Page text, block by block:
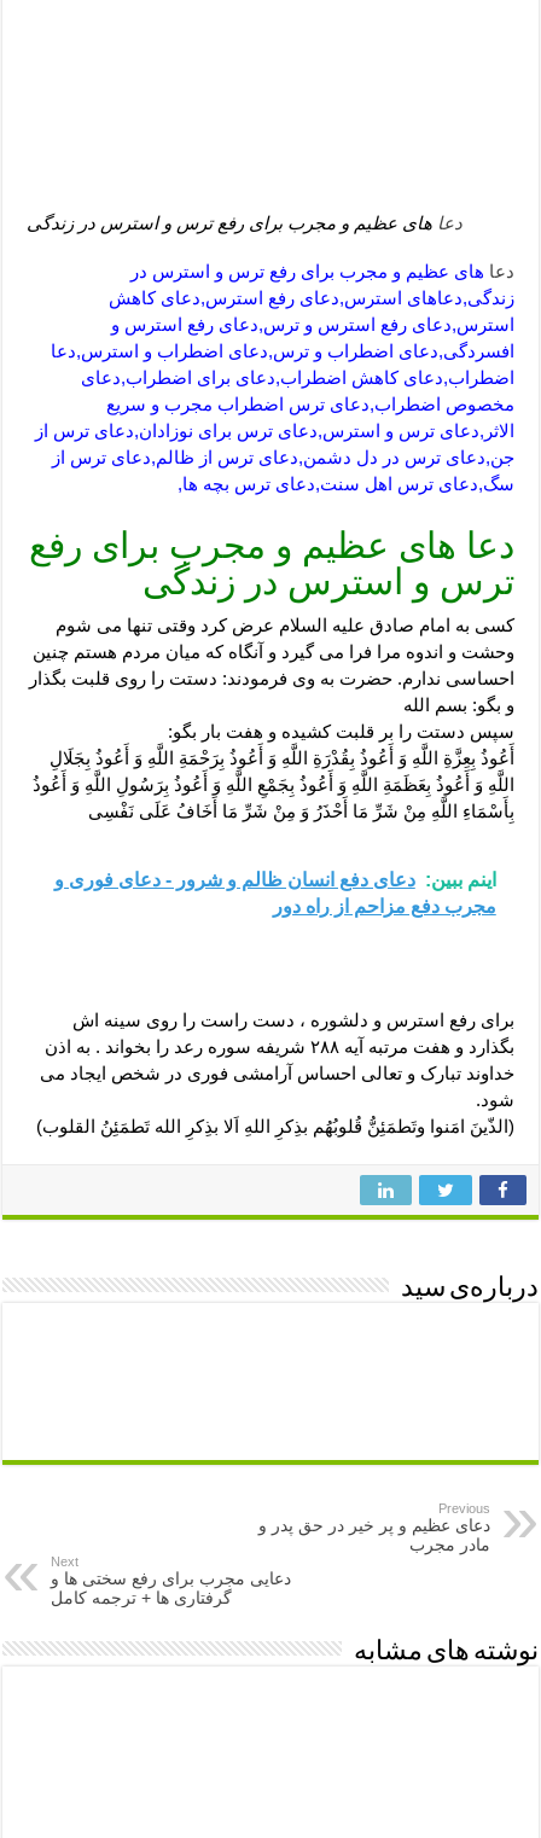
دعا های عظیم و مجرب برای رفع ترس و استرس در زندگی
دعا های عظیم و مجرب برای رفع ترس و استرس در
زندگی,دعاهای استرس,دعای رفع استرس,دعای کاهش
استرس,دعای رفع استرس و ترس,دعای رفع استرس و
افسردگی,دعای اضطراب و ترس,دعای اضطراب و استرس,دعا
اضطراب,دعای کاهش اضطراب,دعای برای اضطراب,دعای
مخصوص اضطراب,دعای ترس اضطراب مجرب و سریع
الاثر,دعای ترس و استرس,دعای ترس برای نوزادان,دعای ترس از
جن,دعای ترس در دل دشمن,دعای ترس از ظالم,دعای ترس از
سگ,دعای ترس اهل سنت,دعای ترس بچه ها,
دعا های عظیم و مجرب برای رفع
ترس و استرس در زندگی
کسی به امام صادق علیه السلام عرض کرد وقتی تنها می شوم
وحشت و اندوه مرا فرا می گیرد و آنگاه که میان مردم هستم چنین
احساسی ندارم. حضرت به وی فرمودند: دستت را روی قلبت بگذار
و بگو: بسم الله
سپس دستت را بر قلبت کشیده و هفت بار بگو:
أَعُوذُ بِعِزَّةِ اللَّهِ وَ أَعُوذُ بِقُدْرَةِ اللَّهِ وَ أَعُوذُ بِرَحْمَةِ اللَّهِ وَ أَعُوذُ بِجَلَالِ
اللَّهِ وَ أَعُوذُ بِعَظَمَةِ اللَّهِ وَ أَعُوذُ بِجَمْعِ اللَّهِ وَ أَعُوذُ بِرَسُولِ اللَّهِ وَ أَعُوذُ
بِأَسْمَاءِ اللَّهِ مِنْ شَرِّ مَا أَحْذَرُ وَ مِنْ شَرِّ مَا أَخَافُ عَلَى نَفْسِی
اینم ببین: دعای دفع انسان ظالم و شرور - دعای فوری و
مجرب دفع مزاحم از راه دور
برای رفع استرس و دلشوره ، دست راست را روی سینه اش
بگذارد و هفت مرتبه آیه ۲۸۸ شریفه سوره رعد را بخواند . به اذن
خداوند تبارک و تعالی احساس آرامشی فوری در شخص ایجاد می
شود.
(الذّینَ امَنوا وتَطمَئِنُّ قُلوبُهُم بذِکرِ اللهِ اَلا بذِکرِ الله تَطمَئِنُ القلوب)
درباره‌ی سید
Previous
دعای عظیم و پر خیر در حق پدر و
مادر مجرب
Next
دعایی مجرب برای رفع سختی ها و
گرفتاری ها + ترجمه کامل
نوشته های مشابه